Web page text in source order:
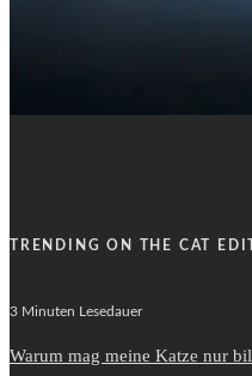
TRENDING ON THE CAT
3 Minuten Lesedauer
Warum mag meine Katze nur